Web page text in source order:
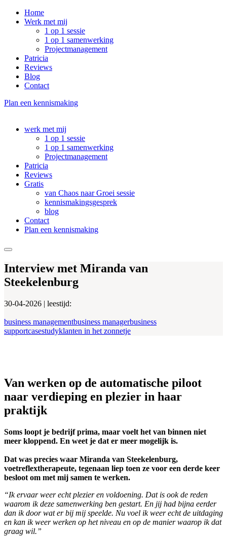
Home
Werk met mij
1 op 1 sessie
1 op 1 samenwerking
Projectmanagement
Patricia
Reviews
Blog
Contact
Plan een kennismaking
werk met mij
1 op 1 sessie
1 op 1 samenwerking
Projectmanagement
Patricia
Reviews
Gratis
van Chaos naar Groei sessie
kennismakingsgesprek
blog
Contact
Plan een kennismaking
Interview met Miranda van
Steekelenburg
30-04-2026 | leestijd:
business managementbusiness managerbusiness
supportcasestudyklanten in het zonnetje
Van werken op de automatische piloot
naar verdieping en plezier in haar
praktijk
Soms loopt je bedrijf prima, maar voelt het van binnen niet
meer kloppend. En weet je dat er meer mogelijk is.
Dat was precies waar Miranda van Steekelenburg,
voetreflextherapeute, tegenaan liep toen ze voor een derde keer
besloot om met mij samen te werken.
“Ik ervaar weer echt plezier en voldoening. Dat is ook de reden
waarom ik deze samenwerking ben gestart. En jij had bijna eerder
dan ik door wat er bij mij speelde. Nu voel ik weer echt de uitdaging
en kan ik weer werken op het niveau en op de manier waarop ik dat
graag wil.”